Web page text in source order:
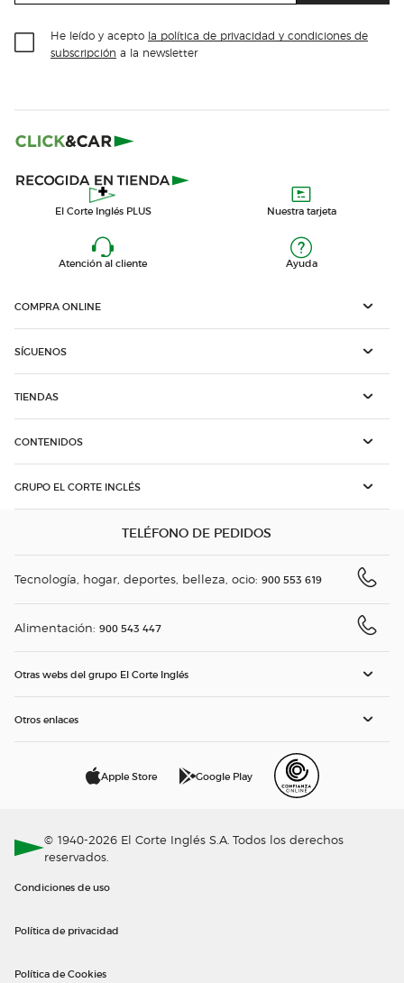
He leído y acepto la política de privacidad y condiciones de
subscripción a la newsletter
El Corte Inglés PLUS Nuestra tarjeta
Atención al cliente Ayuda
COMPRA ONLINE
SÍGUENOS
TIENDAS
CONTENIDOS
GRUPO EL CORTE INGLÉS
TELÉFONO DE PEDIDOS
Tecnología, hogar, deportes, belleza, ocio: 900 553 619
Alimentación: 900 543 447
Otras webs del grupo El Corte Inglés
Otros enlaces
Apple Store Google Play
© 1940-2026 El Corte Inglés S.A. Todos los derechos
reservados.
Condiciones de uso
Política de privacidad
Política de Cookies